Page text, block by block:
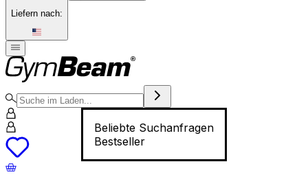
Liefern nach:
Beliebte Suchanfragen
Bestseller